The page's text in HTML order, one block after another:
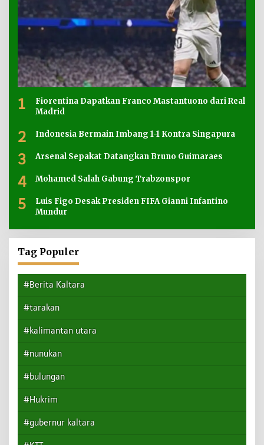
1
Fiorentina Dapatkan Franco Mastantuono dari Real
Madrid
2 Indonesia Bermain Imbang 1-1 Kontra Singapura
3 Arsenal Sepakat Datangkan Bruno Guimaraes
4 Mohamed Salah Gabung Trabzonspor
5
Luis Figo Desak Presiden FIFA Gianni Infantino
Mundur
Tag Populer
#Berita Kaltara
#tarakan
#kalimantan utara
#nunukan
#bulungan
#Hukrim
#gubernur kaltara